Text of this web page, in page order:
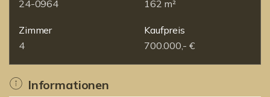
24-0964
162 m²
Zimmer
4
Kaufpreis
700.000,- €
Informationen